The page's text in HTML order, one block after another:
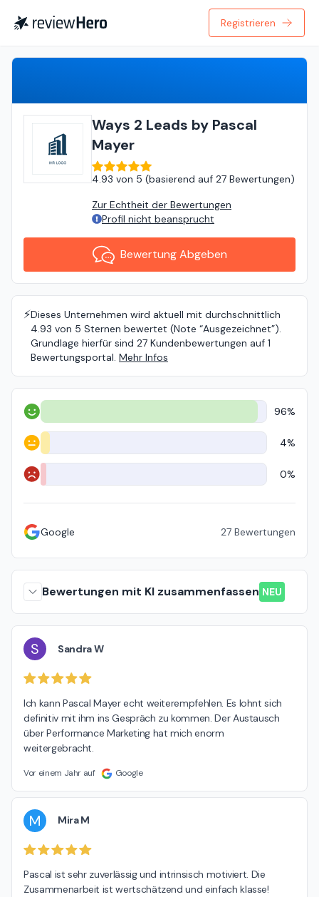
Registrieren
Ways 2 Leads by Pascal
Mayer
4.93 von 5 (basierend auf 27 Bewertungen)
Zur Echtheit der Bewertungen
Profil nicht beansprucht
Bewertung Abgeben
⚡️Dieses Unternehmen wird aktuell mit durchschnittlich
4.93 von 5 Sternen bewertet (Note “Ausgezeichnet”).
Grundlage hierfür sind 27 Kundenbewertungen auf 1
Bewertungsportal. Mehr Infos
Positiv 96%
Neutral 4%
Negativ 0%
Google 27 Bewertungen
Bewertungen mit KI zusammenfassen NEU
S Sandra W
Ich kann Pascal Mayer echt weiterempfehlen. Es lohnt sich
definitiv mit ihm ins Gespräch zu kommen. Der Austausch
über Performance Marketing hat mich enorm
weitergebracht.
Vor einem Jahr auf Google
M Mira M
Pascal ist sehr zuverlässig und intrinsisch motiviert. Die
Zusammenarbeit ist wertschätzend und einfach klasse!